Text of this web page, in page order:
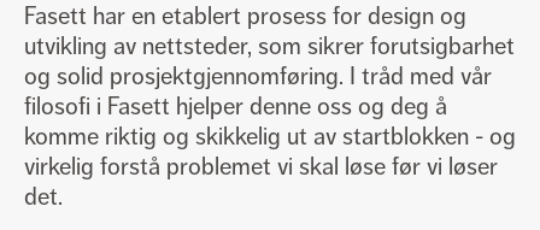
Fasett har en etablert prosess for design og
utvikling av nettsteder, som sikrer forutsigbarhet
og solid prosjektgjennomføring. I tråd med vår
filosofi i Fasett hjelper denne oss og deg å
komme riktig og skikkelig ut av startblokken - og
virkelig forstå problemet vi skal løse før vi løser
det.
Lars Hertervigsgate 3
N-4005 Stavanger
Generelle henvendelserfasett@fasett.no
Søke jobb eller praksisplassjobb@fasett.no
General enquiries